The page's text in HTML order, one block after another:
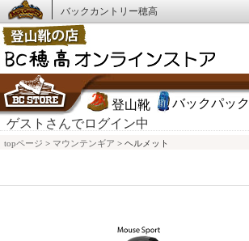
バックカントリー穂高
登山靴 バックパック
ゲストさんでログイン中
topページ > マウンテンギア > ヘルメット